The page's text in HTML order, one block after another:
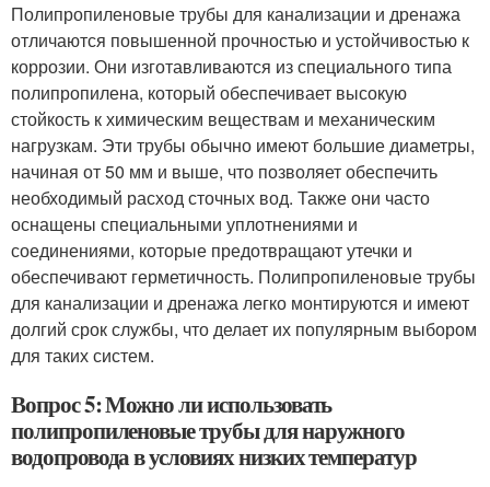
Полипропиленовые трубы для канализации и дренажа
отличаются повышенной прочностью и устойчивостью к
коррозии. Они изготавливаются из специального типа
полипропилена, который обеспечивает высокую
стойкость к химическим веществам и механическим
нагрузкам. Эти трубы обычно имеют большие диаметры,
начиная от 50 мм и выше, что позволяет обеспечить
необходимый расход сточных вод. Также они часто
оснащены специальными уплотнениями и
соединениями, которые предотвращают утечки и
обеспечивают герметичность. Полипропиленовые трубы
для канализации и дренажа легко монтируются и имеют
долгий срок службы, что делает их популярным выбором
для таких систем.
Вопрос 5: Можно ли использовать
полипропиленовые трубы для наружного
водопровода в условиях низких температур